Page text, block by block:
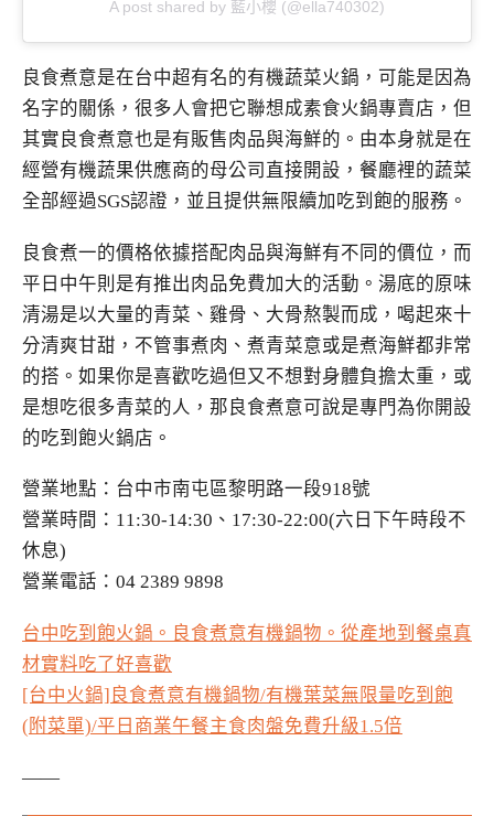
A post shared by 藍小櫻 (@ella740302)
良食煮意是在台中超有名的有機蔬菜火鍋，可能是因為
名字的關係，很多人會把它聯想成素食火鍋專賣店，但
其實良食煮意也是有販售肉品與海鮮的。由本身就是在
經營有機蔬果供應商的母公司直接開設，餐廳裡的蔬菜
全部經過SGS認證，並且提供無限續加吃到飽的服務。
良食煮一的價格依據搭配肉品與海鮮有不同的價位，而
平日中午則是有推出肉品免費加大的活動。湯底的原味
清湯是以大量的青菜、雞骨、大骨熬製而成，喝起來十
分清爽甘甜，不管事煮肉、煮青菜意或是煮海鮮都非常
的搭。如果你是喜歡吃過但又不想對身體負擔太重，或
是想吃很多青菜的人，那良食煮意可說是專門為你開設
的吃到飽火鍋店。
營業地點：台中市南屯區黎明路一段918號
營業時間：11:30-14:30、17:30-22:00(六日下午時段不
休息)
營業電話：04 2389 9898
台中吃到飽火鍋。良食煮意有機鍋物。從產地到餐桌真
材實料吃了好喜歡
[台中火鍋]良食煮意有機鍋物/有機葉菜無限量吃到飽
(附菜單)/平日商業午餐主食肉盤免費升級1.5倍
——